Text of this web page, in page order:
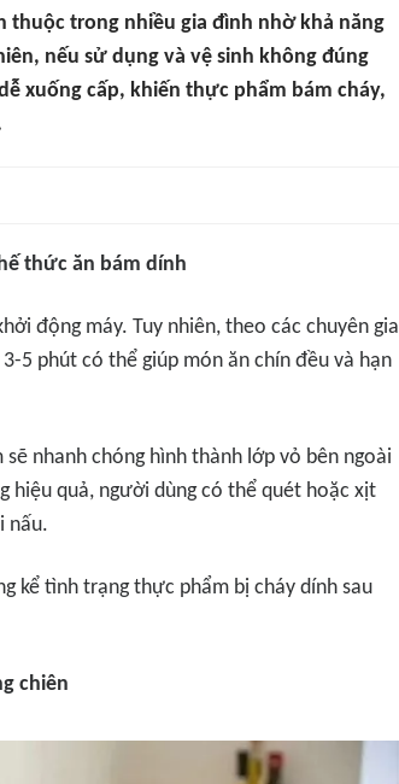
trong nhiều gia đình nhờ khả năng
nếu sử dụng và vệ sinh không đúng
xuống cấp, khiến thực phẩm bám cháy,
thức ăn bám dính
động máy. Tuy nhiên, theo các chuyên gia
5 phút có thể giúp món ăn chín đều và hạn
nhanh chóng hình thành lớp vỏ bên ngoài
hiệu quả, người dùng có thể quét hoặc xịt
nấu.
kể tình trạng thực phẩm bị cháy dính sau
chiên